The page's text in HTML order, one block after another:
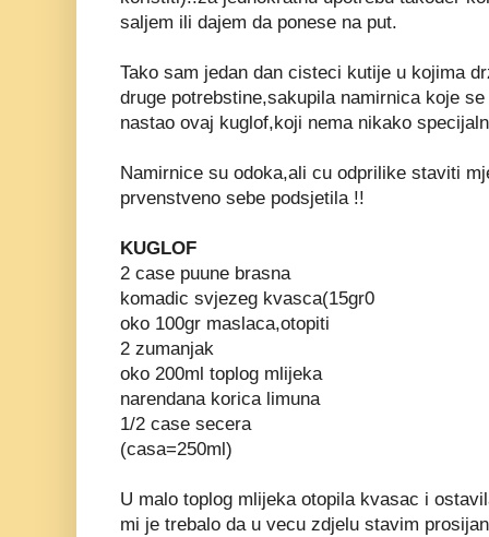
saljem ili dajem da ponese na put.
Tako sam jedan dan cisteci kutije u kojima
druge potrebstine,sakupila namirnica koje
nastao ovaj kuglof,koji nema nikako
Namirnice su odoka,ali cu odprilike staviti
prvenstveno sebe podsjetila !!
KUGLOF
2 case puune brasna
komadic svjezeg kvasca(15gr0
oko 100gr maslaca,otopiti
2 zumanjak
oko 200ml toplog mlijeka
narendana korica limuna
1/2 case secera
(casa=250ml)
U malo toplog mlijeka otopila kvasac i
mi je trebalo da u vecu zdjelu stavim